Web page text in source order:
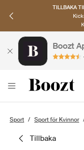
TILLBAKA
Boozt
Sport Sport för Kvinnor
tillbaka